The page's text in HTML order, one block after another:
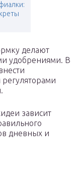
делают
удобрениями. В
зависит
дневных и